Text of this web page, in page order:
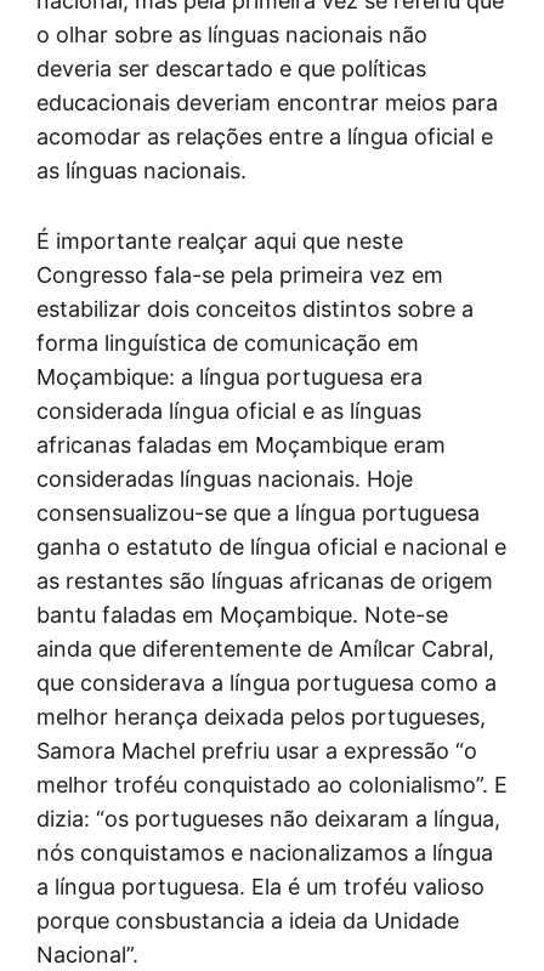
o olhar sobre as línguas nacionais não
deveria ser descartado e que políticas
educacionais deveriam encontrar meios para
acomodar as relações entre a língua oficial e
as línguas nacionais.
É importante realçar aqui que neste
Congresso fala-se pela primeira vez em
estabilizar dois conceitos distintos sobre a
forma linguística de comunicação em
Moçambique: a língua portuguesa era
considerada língua oficial e as línguas
africanas faladas em Moçambique eram
consideradas línguas nacionais. Hoje
consensualizou-se que a língua portuguesa
ganha o estatuto de língua oficial e nacional e
as restantes são línguas africanas de origem
bantu faladas em Moçambique. Note-se
ainda que diferentemente de Amílcar Cabral,
que considerava a língua portuguesa como a
melhor herança deixada pelos portugueses,
Samora Machel prefriu usar a expressão “o
melhor troféu conquistado ao colonialismo”. E
dizia: “os portugueses não deixaram a língua,
nós conquistamos e nacionalizamos a língua
a língua portuguesa. Ela é um troféu valioso
porque consbustancia a ideia da Unidade
Nacional”.